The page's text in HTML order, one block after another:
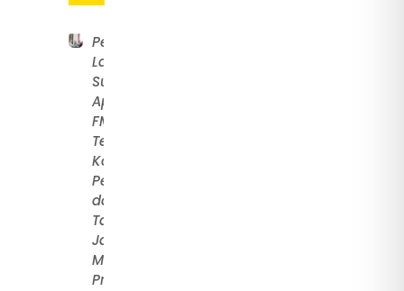
Pengucapan
Lafal
Sumpah
Apoteker
FMIPA UNS:
Teguhkan
Komitmen
Pengabdian
dan
Tanggung
Jawab
Moral
Profesi